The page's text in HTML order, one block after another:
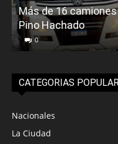
Más de 16
Pino Hachado
0
CATEGORIAS
Nacionales
La Ciudad